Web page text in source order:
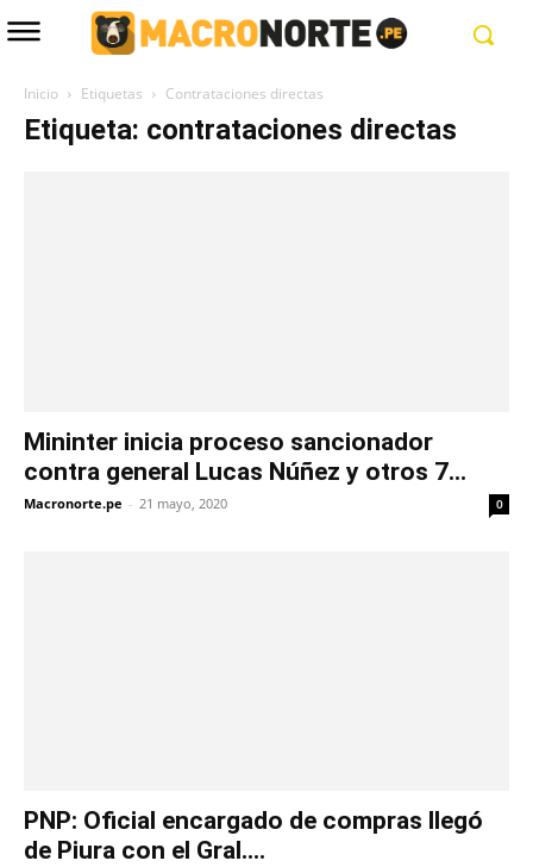
Inicio Etiquetas Contrataciones directas
Etiqueta: contrataciones directas
Mininter inicia proceso sancionador
contra general Lucas Núñez y otros 7...
Macronorte.pe - 21 mayo, 2020 0
PNP: Oficial encargado de compras llegó
de Piura con el Gral....